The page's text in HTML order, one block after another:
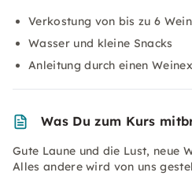
Verkostung von bis zu 6
Wasser und kleine Snacks
Anleitung durch einen
Was Du zum Kurs
Gute Laune und die Lust, neue
Alles andere wird von uns